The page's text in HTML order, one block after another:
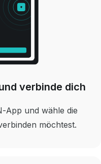
verbinde dich
App und wähle die
möchtest.